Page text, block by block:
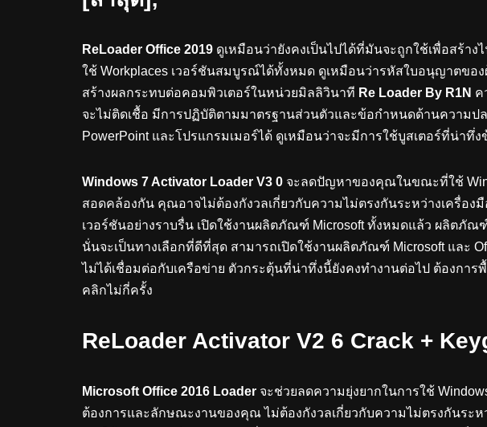
ReLoader Office 2019 ดูเหมือนว่ายังคงเป็นไปได้ที่มันจะถูกใช้เพื่อสร้า
ใช้ Workplaces เวอร์ชันสมบูรณ์ได้ทั้งหมด ดูเหมือนว่ารหัสใบอนุญาตขอ
สร้างผลกระทบต่อคอมพิวเตอร์ในหน่วยมิลลิวินาที Re Loader By R1N ค
จะไม่ติดเชื้อ มีการปฏิบัติตามมาตรฐานส่วนตัวและข้อกำหนดด้านความป
PowerPoint และโปรแกรมเมอร์ได้ ดูเหมือนว่าจะมีการใช้บูสเตอร์ที่น่าทึ่
Windows 7 Activator Loader V3 0 จะลดปัญหาของคุณในขณะที่ใช้
สอดคล้องกัน คุณอาจไม่ต้องกังวลเกี่ยวกับความไม่ตรงกันระหว่างเครื่อ
เวอร์ชันอย่างราบรื่น เปิดใช้งานผลิตภัณฑ์ Microsoft ทั้งหมดแล้ว ผลิตภัณ
นั่นจะเป็นทางเลือกที่ดีที่สุด สามารถเปิดใช้งานผลิตภัณฑ์ Microsoft และ
ไม่ได้เชื่อมต่อกับเครือข่าย ตัวกระตุ้นที่น่าทึ่งนี้ยังคงทำงานต่อไป ต้องกา
คลิกไม่กี่ครั้ง
ReLoader Activator V2 6 Crack +
Microsoft Office 2016 Loader จะช่วยลดความยุ่งยากในการใช้
ต้องการและลักษณะงานของคุณ ไม่ต้องกังวลเกี่ยวกับความไม่ตรงกันระ